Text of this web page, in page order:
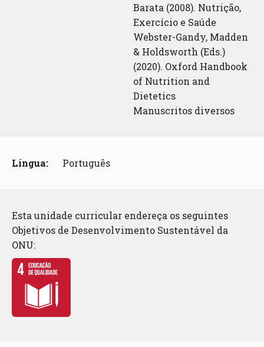
Barata (2008). Nutrição,
Exercício e Saúde
Webster-Gandy, Madden
& Holdsworth (Eds.)
(2020). Oxford Handbook
of Nutrition and
Dietetics
Manuscritos diversos
Língua: Português
Esta unidade curricular endereça os seguintes
Objetivos de Desenvolvimento Sustentável da
ONU: